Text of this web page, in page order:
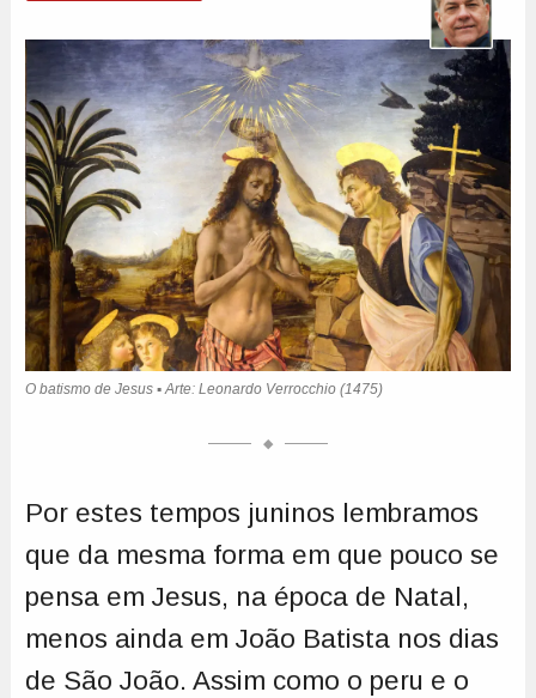
Por estes tempos juninos lembramos
que da mesma forma em que pouco se
pensa em Jesus, na época de Natal,
menos ainda em João Batista nos dias
de São João. Assim como o peru e o